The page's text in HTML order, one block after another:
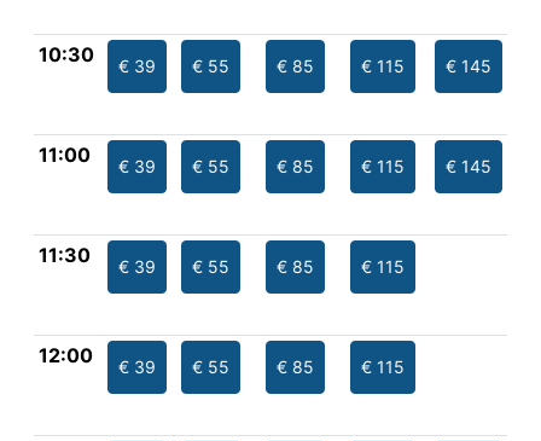
10:30 € 39 € 55 € 85 € 115 € 145
11:00 € 39 € 55 € 85 € 115 € 145
11:30 € 39 € 55 € 85 € 115
12:00 € 39 € 55 € 85 € 115